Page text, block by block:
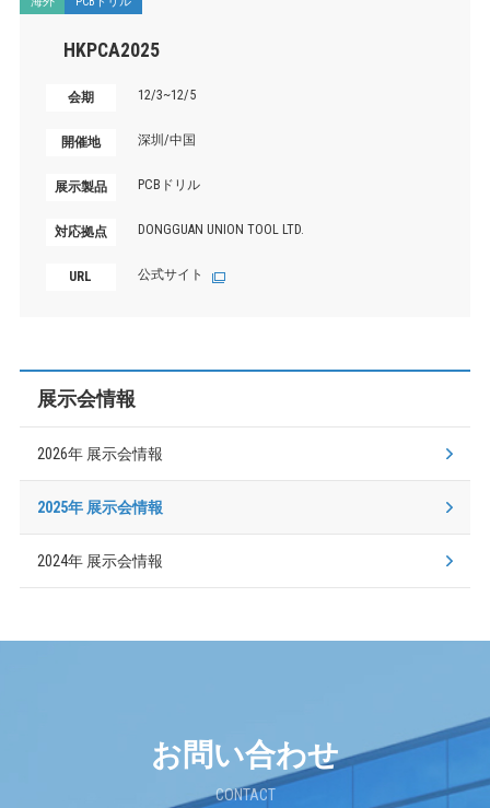
HKPCA2025
会期 12/3~12/5
開催地 深圳/中国
展示製品 PCBドリル
対応拠点 DONGGUAN UNION TOOL LTD.
URL 公式サイト
展示会情報
2026年 展示会情報
2025年 展示会情報
2024年 展示会情報
お問い合わせ
CONTACT